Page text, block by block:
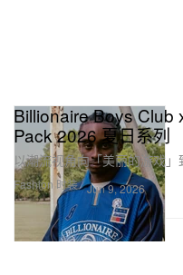
Fashion 时装
Billionaire Boys Club
Pack 2026 夏日系列
以潮流视角向「美丽的游戏」
Jun 9, 2026